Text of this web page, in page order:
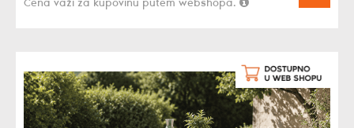
Cena važi za kupovinu putem webshopa.